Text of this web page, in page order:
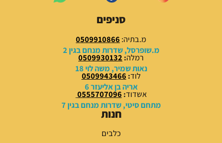
.
0
0
₪
.
0
0
₪
.
סניפים
מ.בתיה: 0509910866
מ.שופרסל, שדרות מנחם בגין 2
רמלה:
0509930132
נאות שמיר, משה לוי 18
לוד:
0509943466
אריה בן אליעזר 6
אשדוד:
0555707096
מתחם סיטי, שדרות מנחם בגין 7
חנות
כלבים